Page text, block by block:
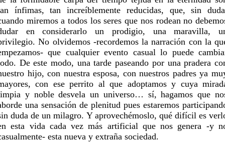
ínfimas, tan increíblemente reducidas, que, sin
miremos a todos los seres que nos rodean no
en considerarlo un prodigio, una maravilla,
No olvidemos -recordemos la narración con la
que cualquier evento casual lo puede
De este modo, una tarde paseando por una pradera
hijo, con nuestra esposa, con nuestros padres ya
con ese perrito al que adoptamos y cuya
y noble desvela un universo… sí, hagamos que
una sensación de plenitud pues estaremos
duda de un milagro. Y aprovechémoslo, qué difícil es
esta vida cada vez más artificial que nos genera -y
esta nueva y extraña sociedad.